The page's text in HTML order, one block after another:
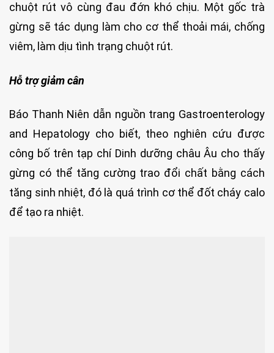
chuột rút vô cùng đau đớn khó chịu. Một gốc trà
gừng sẽ tác dụng làm cho cơ thể thoải mái, chống
viêm, làm dịu tình trạng chuột rút.
Hỗ trợ giảm cân
Báo Thanh Niên dẫn nguồn trang Gastroenterology
and Hepatology cho biết, theo nghiên cứu được
công bố trên tạp chí Dinh dưỡng châu Âu cho thấy
gừng có thể tăng cường trao đổi chất bằng cách
tăng sinh nhiệt, đó là quá trình cơ thể đốt cháy calo
để tạo ra nhiệt.